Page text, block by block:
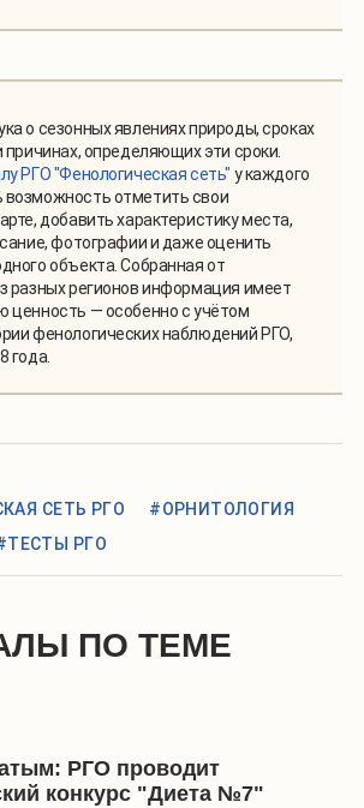
о сезонных явлениях природы, сроках
причинах, определяющих эти сроки.
РГО "Фенологическая сеть" у каждого
отметить свои
добавить характеристику места,
фотографии и даже оценить
объекта. Собранная от
разных регионов информация имеет
ценность — особенно с учётом
фенологических наблюдений РГО,
года.
СЕТЬ РГО
#ОРНИТОЛОГИЯ
РГО
ПО ТЕМЕ
РГО проводит
конкурс "Диета №7"